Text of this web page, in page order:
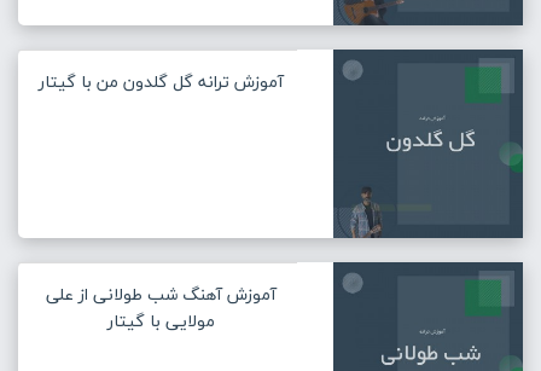
آموزش ترانه گل گلدون من با گیتار
آموزش آهنگ شب طولانی از علی
مولایی با گیتار